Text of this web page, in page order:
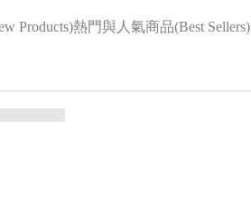
Products)熱門與人氣商品(Best Sellers)